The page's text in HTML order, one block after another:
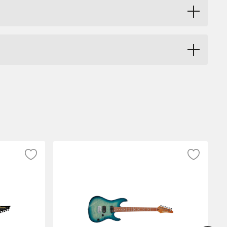
the versatile Gibson ES™ tone that
include Cherry, Pelham Blue, Vintage